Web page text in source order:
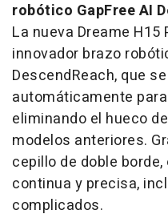
robótico GapFree AI
La nueva Dreame
innovador brazo
DescendReach, que
automáticamente
eliminando el hueco
modelos anteriores.
cepillo de doble
continua y precisa,
complicados.